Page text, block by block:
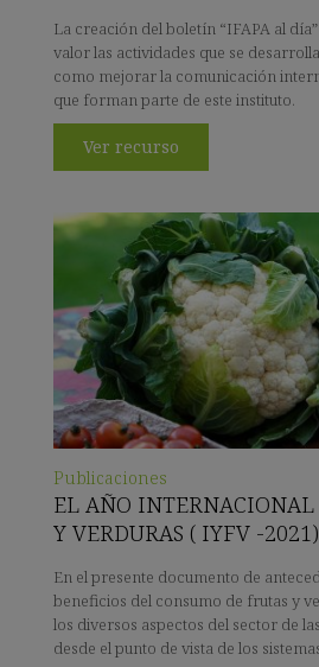
La creación del boletín “IFAPA al
valor las actividades que se
como mejorar la comunicación
que forman parte de este instituto.
Ver recurso
Publicaciones
EL AÑO INTERNACIONAL
Y VERDURAS ( IYFV -2021)
En el presente documento de
beneficios del consumo de frutas y
los diversos aspectos del sector de
desde el punto de vista de los